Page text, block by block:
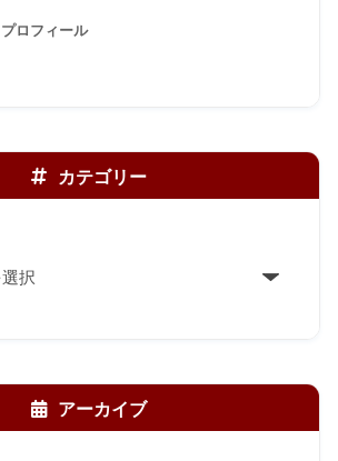
プロフィール
カテゴリー
アーカイブ